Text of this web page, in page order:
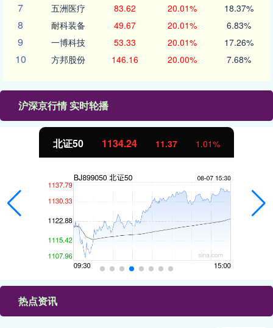
7 五洲医疗 83.62 20.01% 18.37%
8 耐科装备 49.67 20.01% 6.83%
9 一博科技 53.33 20.01% 17.26%
10 方邦股份 146.16 20.00% 7.68%
沪深京行情 实时轮播
北证50 1134.24 11.37 1.01%
热点资讯